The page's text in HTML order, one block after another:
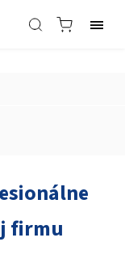
systems.sk
firmu